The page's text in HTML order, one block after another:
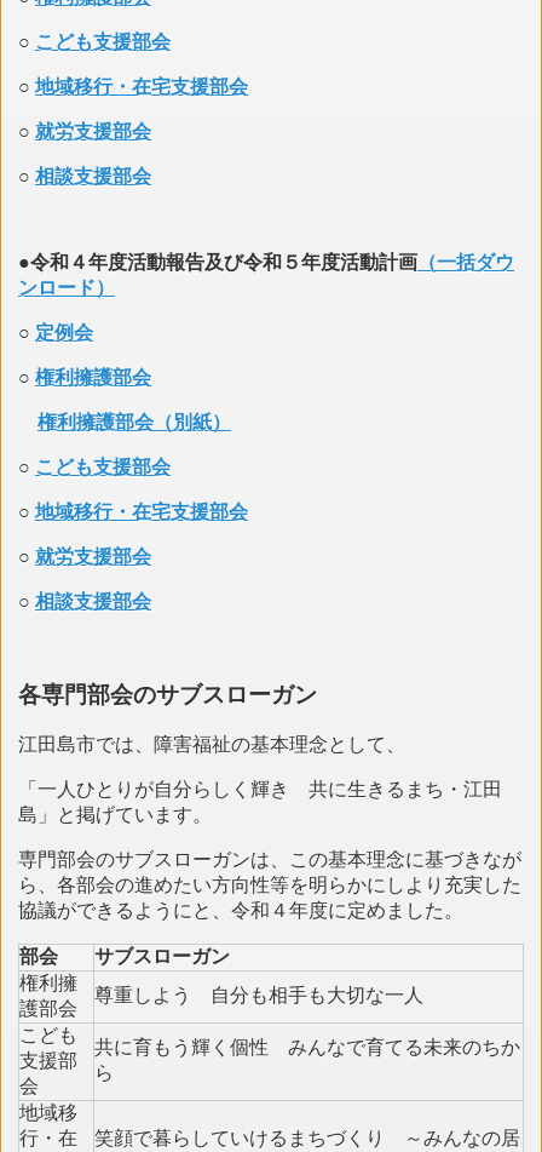
○ こども支援部会
○ 地域移行・在宅支援部会
○ 就労支援部会
○ 相談支援部会
●令和４年度活動報告及び令和５年度活動計画 （一括ダウ
ンロード）
○ 定例会
○ 権利擁護部会
権利擁護部会（別紙）
○ こども支援部会
○ 地域移行・在宅支援部会
○ 就労支援部会
○ 相談支援部会
各専門部会のサブスローガン
江田島市では、障害福祉の基本理念として、
「一人ひとりが自分らしく輝き 共に生きるまち・江田
島」と掲げています。
専門部会のサブスローガンは、この基本理念に基づきなが
ら、各部会の進めたい方向性等を明らかにしより充実した
協議ができるようにと、令和４年度に定めました。
部会
サブスローガン
権利擁
護部会
尊重しよう 自分も相手も大切な一人
こども
支援部
会
共に育もう輝く個性 みんなで育てる未来のちか
ら
地域移
行・在
笑顔で暮らしていけるまちづくり ～みんなの居